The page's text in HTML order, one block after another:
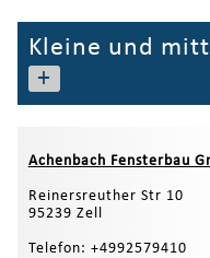
Kleine und
+
Achenbach Fensterbau
Reinersreuther Str 10
95239 Zell
Telefon: +4992579410